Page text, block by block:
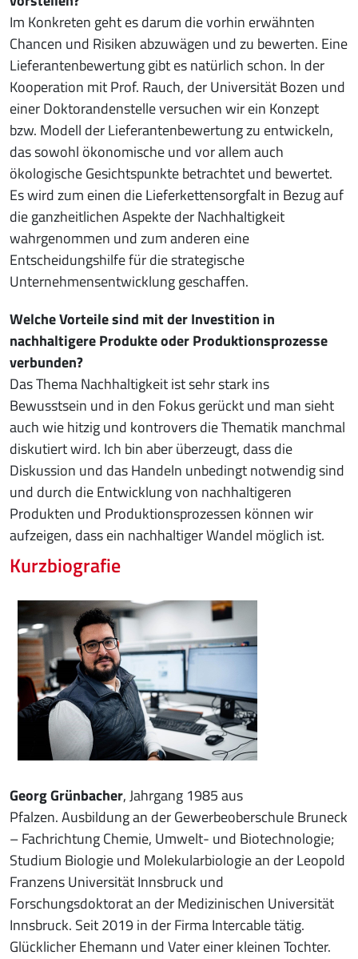
Im Konkreten geht es darum die vorhin erwähnten
Chancen und Risiken abzuwägen und zu bewerten. Eine
Lieferantenbewertung gibt es natürlich schon. In der
Kooperation mit Prof. Rauch, der Universität Bozen und
einer Doktorandenstelle versuchen wir ein Konzept
bzw. Modell der Lieferantenbewertung zu entwickeln,
das sowohl ökonomische und vor allem auch
ökologische Gesichtspunkte betrachtet und bewertet.
Es wird zum einen die Lieferkettensorgfalt in Bezug auf
die ganzheitlichen Aspekte der Nachhaltigkeit
wahrgenommen und zum anderen eine
Entscheidungshilfe für die strategische
Unternehmensentwicklung geschaffen.
Welche Vorteile sind mit der Investition in
nachhaltigere Produkte oder Produktionsprozesse
verbunden?
Das Thema Nachhaltigkeit ist sehr stark ins
Bewusstsein und in den Fokus gerückt und man sieht
auch wie hitzig und kontrovers die Thematik manchmal
diskutiert wird. Ich bin aber überzeugt, dass die
Diskussion und das Handeln unbedingt notwendig sind
und durch die Entwicklung von nachhaltigeren
Produkten und Produktionsprozessen können wir
aufzeigen, dass ein nachhaltiger Wandel möglich ist.
Kurzbiografie
Georg Grünbacher, Jahrgang 1985 aus
Pfalzen. Ausbildung an der Gewerbeoberschule Bruneck
– Fachrichtung Chemie, Umwelt- und Biotechnologie;
Studium Biologie und Molekularbiologie an der Leopold
Franzens Universität Innsbruck und
Forschungsdoktorat an der Medizinischen Universität
Innsbruck. Seit 2019 in der Firma Intercable tätig.
Glücklicher Ehemann und Vater einer kleinen Tochter.